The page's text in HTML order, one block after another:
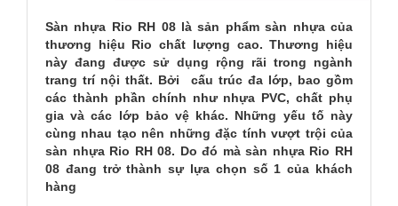
Sàn nhựa Rio RH 08 là sản phẩm sàn nhựa của
thương hiệu Rio chất lượng cao. Thương hiệu
này đang được sử dụng rộng rãi trong ngành
trang trí nội thất. Bởi cấu trúc đa lớp, bao gồm
các thành phần chính như nhựa PVC, chất phụ
gia và các lớp bảo vệ khác. Những yếu tố này
cùng nhau tạo nên những đặc tính vượt trội của
sàn nhựa Rio RH 08. Do đó mà sàn nhựa Rio RH
08 đang trở thành sự lựa chọn số 1 của khách
hàng